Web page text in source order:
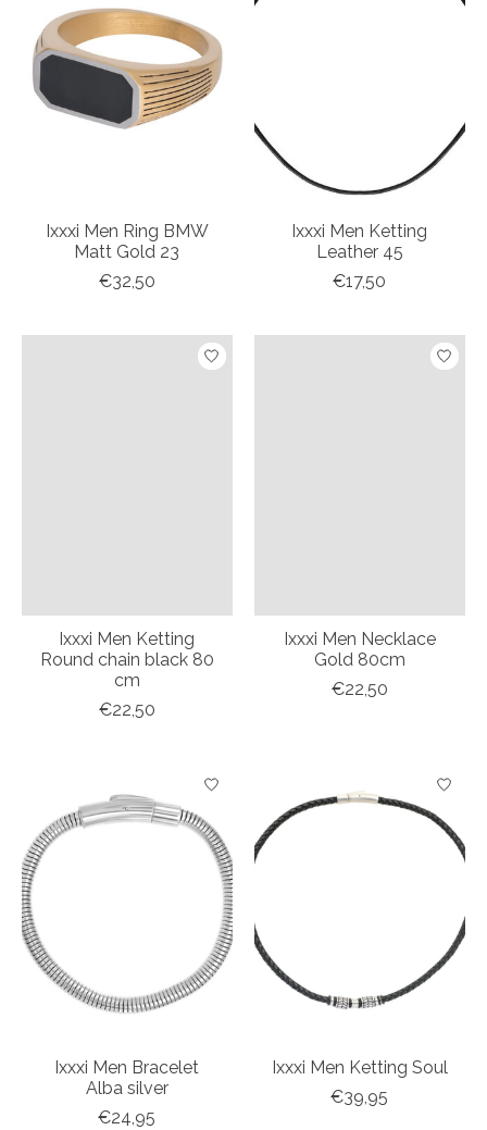
Ixxxi Men Ring BMW
Matt Gold 23
€32,50
Ixxxi Men Ketting
Leather 45
€17,50
Ixxxi Men Ketting
Round chain black 80
cm
€22,50
Ixxxi Men Necklace
Gold 80cm
€22,50
Ixxxi Men Bracelet
Alba silver
€24,95
Ixxxi Men Ketting Soul
€39,95